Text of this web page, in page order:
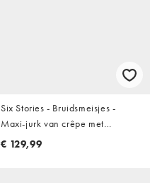
Six Stories - Bruidsmeisjes -
Maxi-jurk van crêpe met
vierkante hals en sjaalkraag in
€ 129,99